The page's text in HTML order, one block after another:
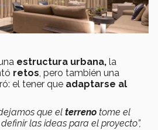
estructura urbana, la
retos, pero también una
el tener que adaptarse al
que el terreno tome el
las ideas para el proyecto”,